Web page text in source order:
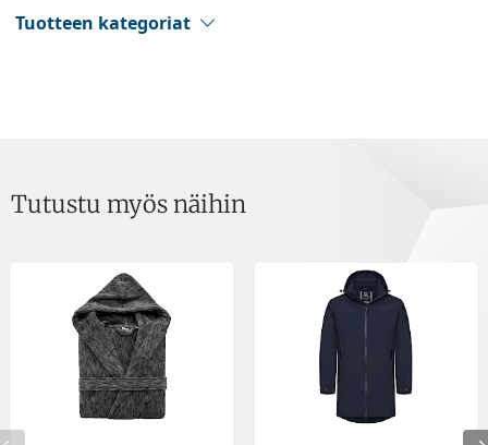
Tuotteen kategoriat
Tutustu myös näihin